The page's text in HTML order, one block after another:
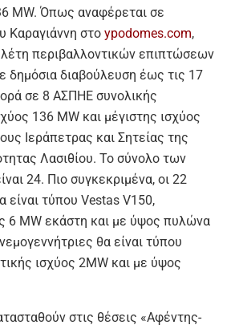
MW. Όπως αναφέρεται σε
Καραγιάννη στο ypodomes.com,
περιβαλλοντικών επιπτώσεων
δημόσια διαβούλευση έως τις 17
σε 8 ΑΣΠΗΕ συνολικής
136 MW και μέγιστης ισχύος
Ιεράπετρας και Σητείας της
Λασιθίου. Το σύνολο των
24. Πιο συγκεκριμένα, οι 22
είναι τύπου Vestas V150,
6 MW εκάστη και με ύψος πυλώνα
θα είναι τύπου
ισχύος 2MW και με ύψος
στις θέσεις «Αφέντης-